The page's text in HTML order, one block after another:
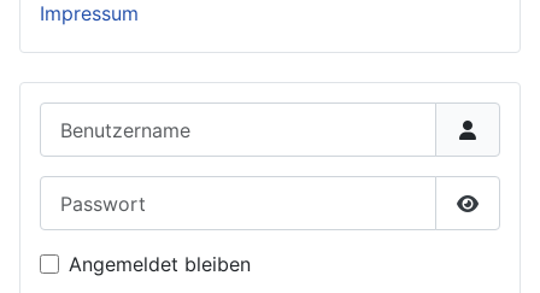
Impressum
Angemeldet bleiben